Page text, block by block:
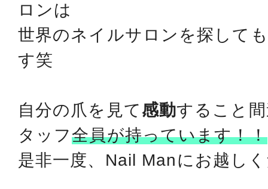
ロンは
世界のネイルサロンを探して
す笑
自分の爪を見て感動すること
タッフ全員が持っています！！
是非一度、Nail Manにお越し